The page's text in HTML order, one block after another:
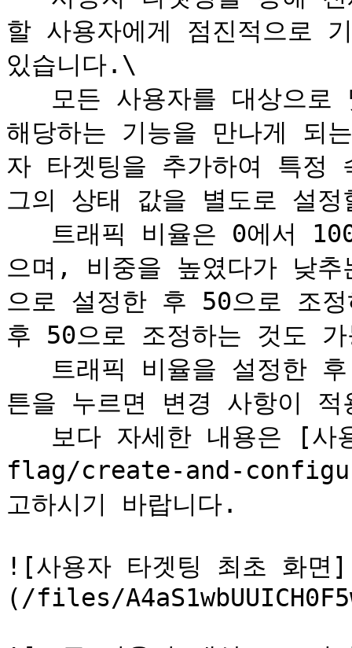
할 사용자에게 점진적으로
있습니다.\
해당하는 기능을 만나게
자 타겟팅을 추가하여 특정
그의 상태 값을 별도로 설
으며, 비중을 높였다가 낮
으로 설정한 후 50으로 조
후 50으로 조정하는 것도
튼을 누르면 변경 사항이
flag/create-and-
고하시기 바랍니다.
![사용자 타겟팅 최초 화면]
(/files/